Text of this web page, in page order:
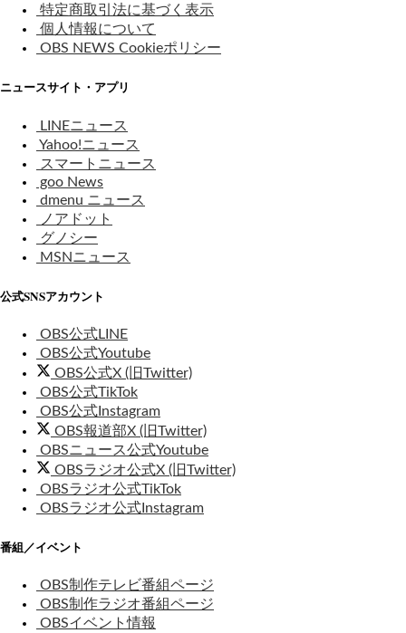
特定商取引法に基づく表示
個人情報について
OBS NEWS Cookieポリシー
ニュースサイト・アプリ
LINEニュース
Yahoo!ニュース
スマートニュース
goo News
dmenu ニュース
ノアドット
グノシー
MSNニュース
公式SNSアカウント
OBS公式LINE
OBS公式Youtube
OBS公式X (旧Twitter)
OBS公式TikTok
OBS公式Instagram
OBS報道部X (旧Twitter)
OBSニュース公式Youtube
OBSラジオ公式X (旧Twitter)
OBSラジオ公式TikTok
OBSラジオ公式Instagram
番組／イベント
OBS制作テレビ番組ページ
OBS制作ラジオ番組ページ
OBSイベント情報